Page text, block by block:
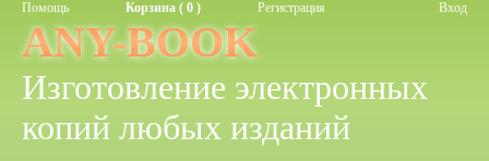
Помощь Корзина ( 0 ) Регистрация Вход
ANY-BOOK
Изготовление электронных
копий любых изданий